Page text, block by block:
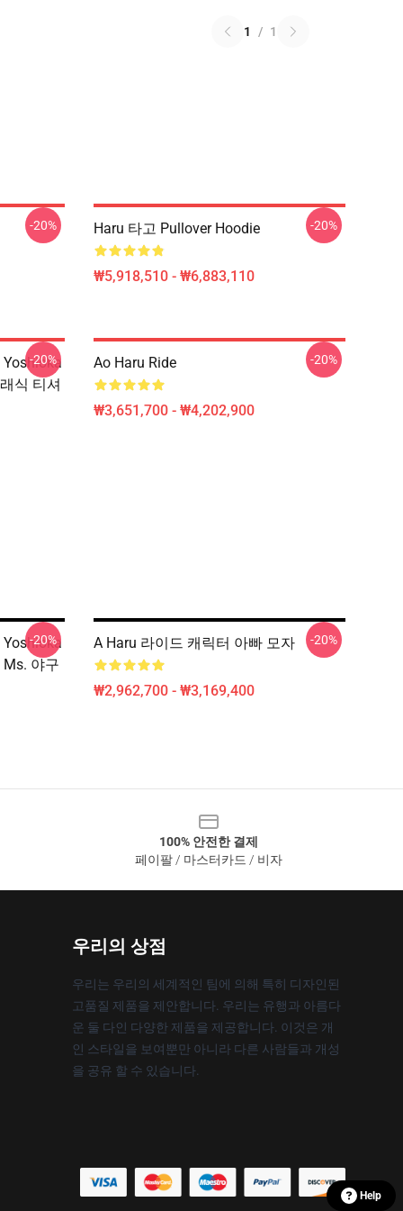
1 / 1
-20% Haru 타고 Pullover Hoodie
₩5,918,510 - ₩6,883,110
-20%
식 티셔
-20% Ao Haru Ride
₩3,651,700 - ₩4,202,900
-20%
Ms. 야구
-20% A Haru 라이드 캐릭터 아빠 모자
₩2,962,700 - ₩3,169,400
-20%
100% 안전한 결제
페이팔 / 마스터카드 / 비자
우리의 상점
우리는 우리의 세계적인 팀에 의해 특히 디자인된
고품질 제품을 제안합니다. 우리는 유행과 아름다
운 둘 다인 다양한 제품을 제공합니다. 이것은 개
인 스타일을 보여뿐만 아니라 다른 사람들과 개성
을 공유 할 수 있습니다.
Help